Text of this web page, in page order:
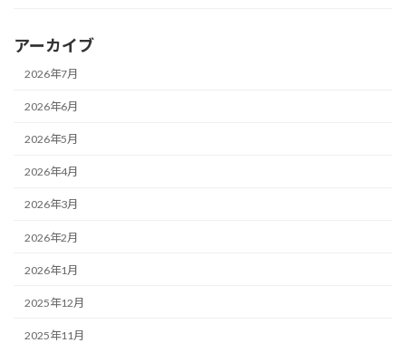
アーカイブ
2026年7月
2026年6月
2026年5月
2026年4月
2026年3月
2026年2月
2026年1月
2025年12月
2025年11月